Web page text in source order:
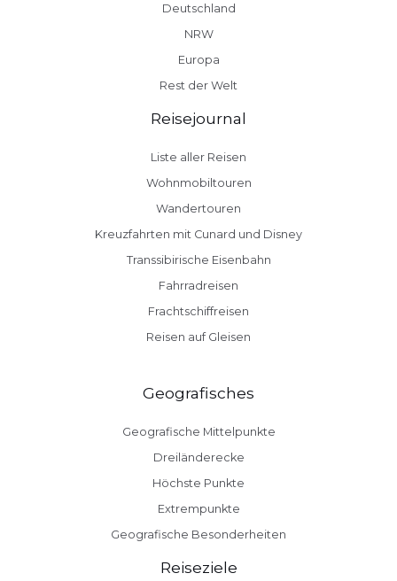
Deutschland
NRW
Europa
Rest der Welt
Reisejournal
Liste aller Reisen
Wohnmobiltouren
Wandertouren
Kreuzfahrten mit Cunard und Disney
Transsibirische Eisenbahn
Fahrradreisen
Frachtschiffreisen
Reisen auf Gleisen
Geografisches
Geografische Mittelpunkte
Dreiländerecke
Höchste Punkte
Extrempunkte
Geografische Besonderheiten
Reiseziele